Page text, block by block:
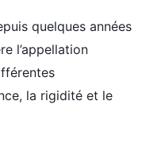
quelques années
l’appellation
la rigidité et le